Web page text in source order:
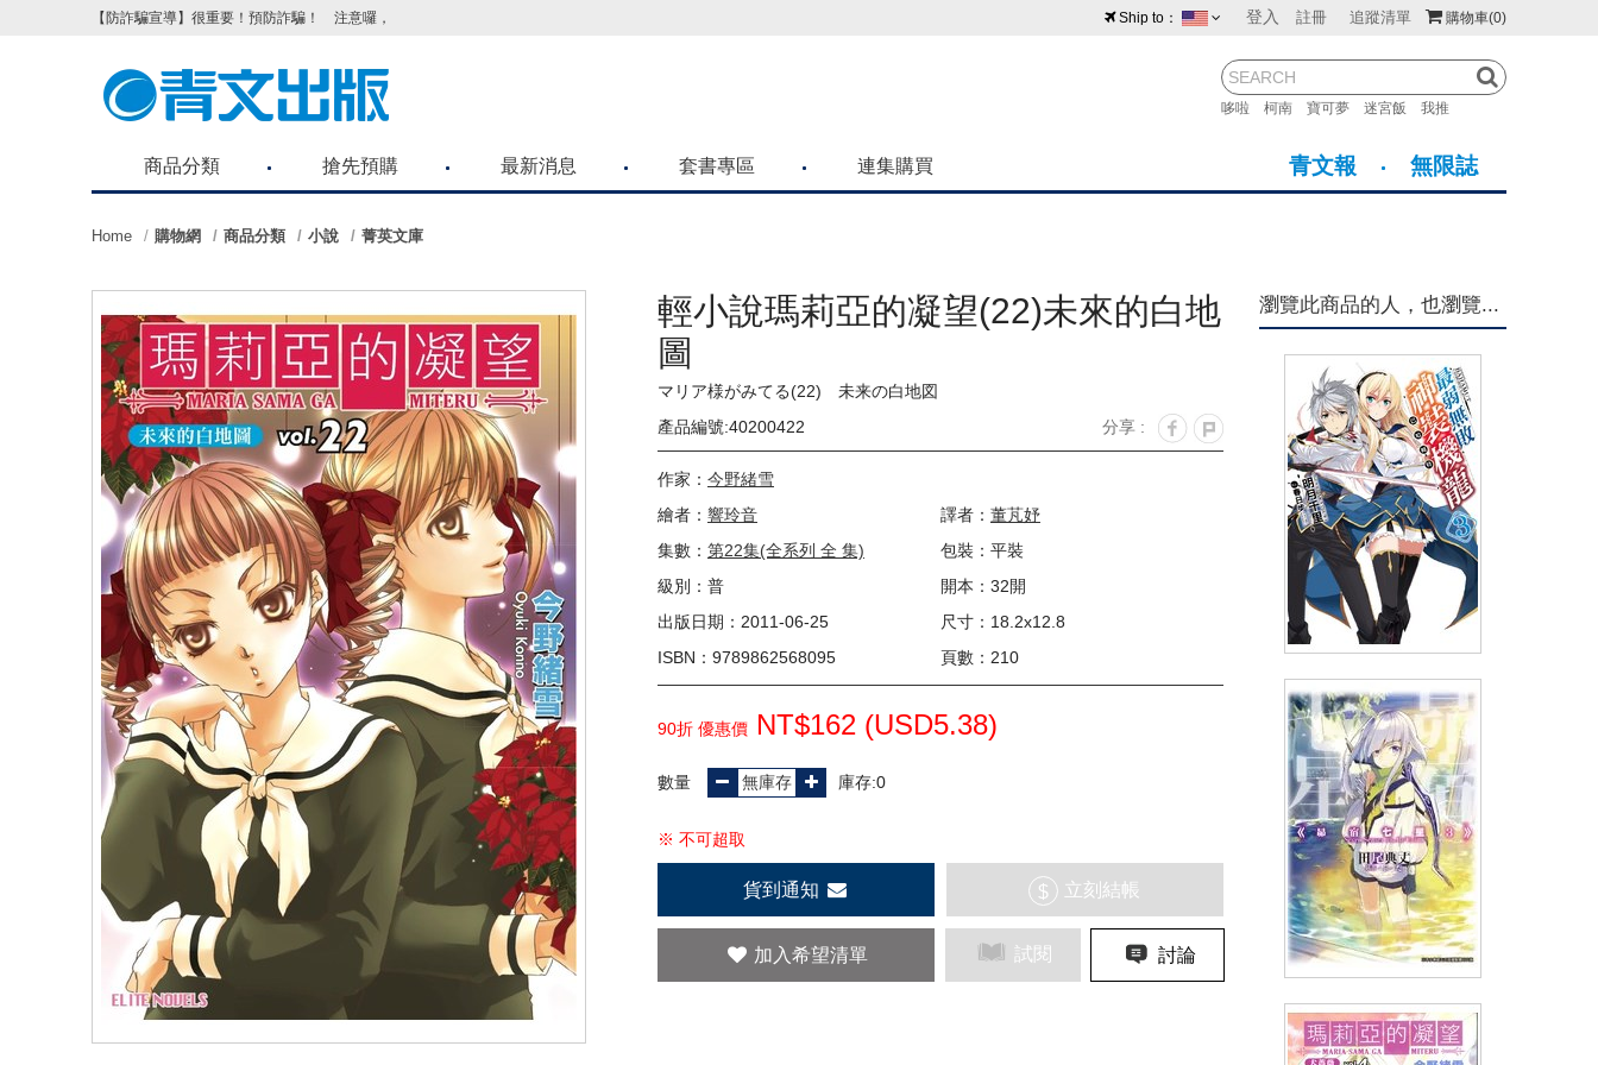
購物車(0)
登入 註冊 追蹤清單
哆啦 柯南 寶可夢 迷宮飯 我推
Ship to：
紐西蘭 馬來西亞
澳門 菲律賓
【防詐騙宣導】很重要！預防詐騙！ 注意囉，不要被騙了！請各位喜歡青文購物網的朋友們，提高警覺！
商品分類 搶先預購 最新消息 套書專區 連集購買 青文報 無限誌
Home 購物網 商品分類 小說 菁英文庫
輕小說瑪莉亞的凝望(22)未來的白地
圖
マリア様がみてる(22) 未来の白地図
產品編號:40200422
分享 :
作家： 今野緒雪
繪者： 響玲音 譯者： 董芃妤
集數： 第22集(全系列 全 集)
包裝：平裝
級別：普
開本：32開
出版日期：2011-06-25
尺寸：18.2x12.8
ISBN：9789862568095
頁數：210
90折 優惠價 NT$162 (USD5.38)
數量 庫存:0
※ 不可超取
貨到通知 $ 立刻結帳
加入希望清單 試閱 討論
瀏覽此商品的人，也瀏覽...
輕小說最弱無敗神裝機龍《巴哈
姆特》(03)
NT$220 90折 NT$198 (USD 6.57)
輕小說 昴宿七星(03)